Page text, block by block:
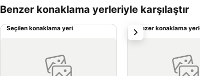
Benzer konaklama yerleriyle karşılaştır
Seçilen konaklama yeri Benzer konaklama
sonraki